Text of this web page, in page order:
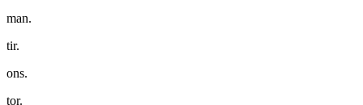
man.
tir.
ons.
tor.